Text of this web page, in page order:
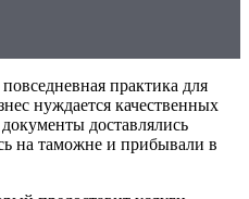
практика для
нуждается качественных
доставлялись
на таможне и прибывали в